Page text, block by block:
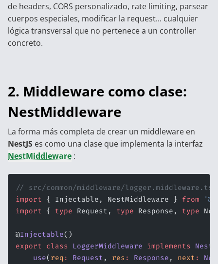
de headers, CORS personalizado, rate limiting, parsear
cuerpos especiales, modificar la request... cualquier
lógica transversal que no pertenece a un controller
concreto.
2. Middleware como clase:
NestMiddleware
La forma más completa de crear un middleware en
NestJS es como una clase que implementa la interfaz
NestMiddleware :
// src/common/middleware/logger.middleware.ts
import { Injectable, NestMiddleware } from
import { type Request, type Response, type
@Injectable()
export class LoggerMiddleware implements
    use
( req : Request , res : Response , next :